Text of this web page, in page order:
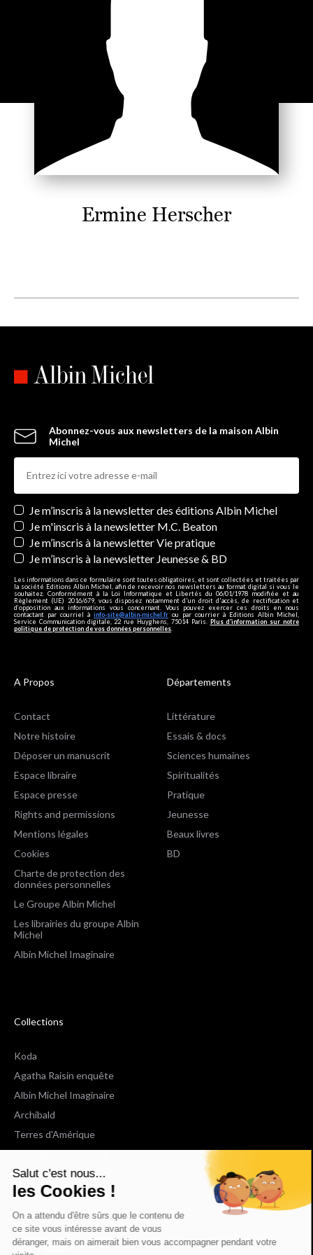
Salut c'est nous...
les Cookies !
On a attendu d'être sûrs que le contenu de
ce site vous intéresse avant de vous
déranger, mais on aimerait bien vous accompagner pendant votre
Ermine Herscher
Abonnez-vous aux newsletters de la maison Albin
Michel
Newsletters
Je m’inscris à la newsletter des éditions Albin Michel
Je m'inscris à la newsletter M.C. Beaton
Je m’inscris à la newsletter Vie pratique
Je m’inscris à la newsletter Jeunesse & BD
Les informations dans ce formulaire sont toutes obligatoires, et sont collectées et traitées par
la société Editions Albin Michel, afin de recevoir nos newsletters au format digital si vous le
souhaitez. Conformément à la Loi Informatique et Libertés du 06/01/1978 modifiée et au
Règlement (UE) 2016/679, vous disposez notamment d'un droit d'accès, de rectification et
d’opposition aux informations vous concernant. Vous pouvez exercer ces droits en nous
contactant par courriel à info-site@albin-michel.fr ou par courrier à Editions Albin Michel,
Service Communication digitale, 22 rue Huyghens, 75014 Paris. Plus d’information sur notre
politique de protection de vos données personnelles
A Propos
Contact
Notre histoire
Déposer un manuscrit
Espace libraire
Espace presse
Rights and permissions
Mentions légales
Cookies
Charte de protection des
données personnelles
Le Groupe Albin Michel
Les librairies du groupe Albin
Michel
Albin Michel Imaginaire
Départements
Littérature
Essais & docs
Sciences humaines
Spiritualités
Pratique
Jeunesse
Beaux livres
BD
Collections
Koda
Agatha Raisin enquête
Albin Michel Imaginaire
Archibald
Terres d'Amérique
Espaces Libres Poche
NOX
Wiz
Voir toutes les collections
Nous suivre